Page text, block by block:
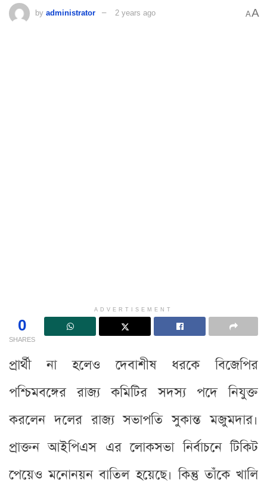
by administrator 2 years ago AA
ADVERTISEMENT
0
SHARES
প্রার্থী না হলেও দেবাশীষ ধরকে বিজেপির
পশ্চিমবঙ্গের রাজ্য কমিটির সদস্য পদে নিযুক্ত
করলেন দলের রাজ্য সভাপতি সুকান্ত মজুমদার।
প্রাক্তন আইপিএস এর লোকসভা নির্বাচনে টিকিট
পেয়েও মনোনয়ন বাতিল হয়েছে। কিন্তু তাঁকে খালি